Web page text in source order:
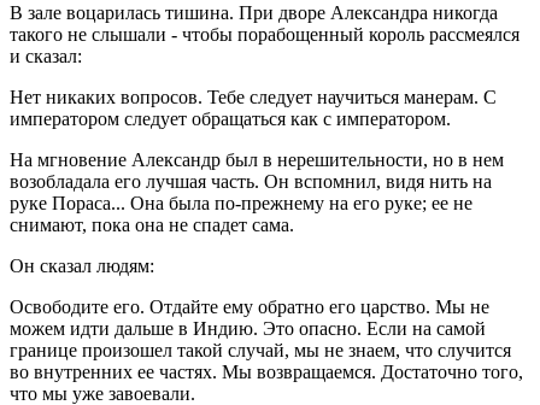
В зале воцарилась тишина. При дворе Александра никогда
такого не слышали - чтобы порабощенный король рассмеялся
и сказал:
Нет никаких вопросов. Тебе следует научиться манерам. С
императором следует обращаться как с императором.
На мгновение Александр был в нерешительности, но в нем
возобладала его лучшая часть. Он вспомнил, видя нить на
руке Пораса... Она была по-прежнему на его руке; ее не
снимают, пока она не спадет сама.
Он сказал людям:
Освободите его. Отдайте ему обратно его царство. Мы не
можем идти дальше в Индию. Это опасно. Если на самой
границе произошел такой случай, мы не знаем, что случится
во внутренних ее частях. Мы возвращаемся. Достаточно того,
что мы уже завоевали.